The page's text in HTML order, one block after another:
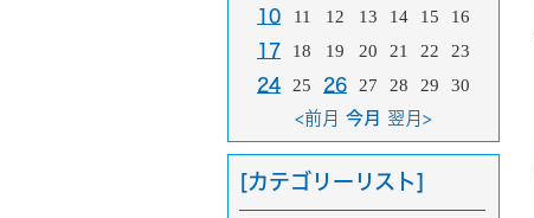
10 11 12 13 14 15 16
17 18 19 20 21 22 23
24 25 26 27 28 29 30
<前月 今月 翌月>
[カテゴリーリスト]